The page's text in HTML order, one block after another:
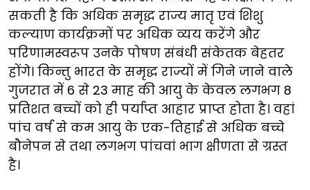
सकती है कि अधिक समृद्ध राज्य मातृ एवं शिशु
कल्याण कार्यक्रमों पर अधिक व्यय करेंगे और
परिणामस्वरूप उनके पोषण संबंधी संकेतक बेहतर
होंगे। किन्तु भारत के समृद्ध राज्यों में गिने जाने वाले
गुजरात में 6 से 23 माह की आयु के केवल लगभग 8
प्रतिशत बच्चों को ही पर्याप्त आहार प्राप्त होता है। वहां
पांच वर्ष से कम आयु के एक-तिहाई से अधिक बच्चे
बौनेपन से तथा लगभग पांचवां भाग क्षीणता से ग्रस्त
है।